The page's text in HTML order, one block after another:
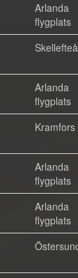
Arlanda
flygplats
Skellefteå
Arlanda
flygplats
Kramfors
Arlanda
flygplats
Arlanda
flygplats